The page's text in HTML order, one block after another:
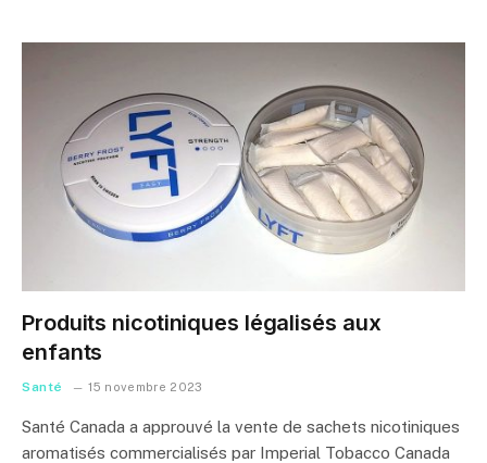
Produits nicotiniques légalisés aux
enfants
Santé 15 novembre 2023
Santé Canada a approuvé la vente de sachets nicotiniques
aromatisés commercialisés par Imperial Tobacco Canada